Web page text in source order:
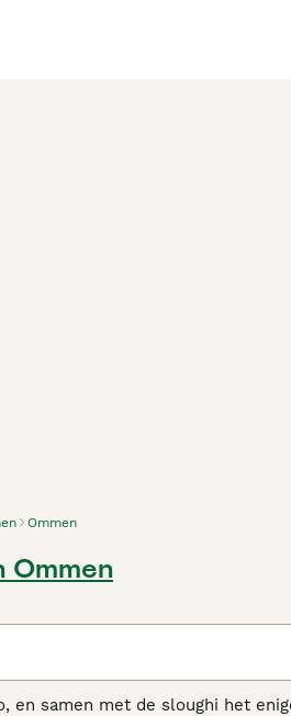
Ommen
Ommen
en samen met de sloughi het